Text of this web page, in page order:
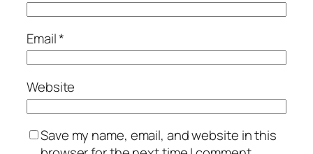
Email*
Website
Save my name, email, and website in this